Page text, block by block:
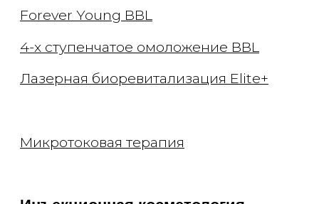
Лечение сосудов
Лечение рубцов
Лечение постакне
Уходы для лица